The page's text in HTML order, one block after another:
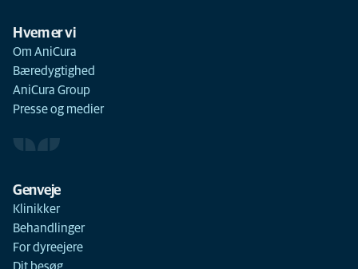
Hvem er vi
Om AniCura
Bæredygtighed
AniCura Group
Presse og medier
Genveje
Klinikker
Behandlinger
For dyreejere